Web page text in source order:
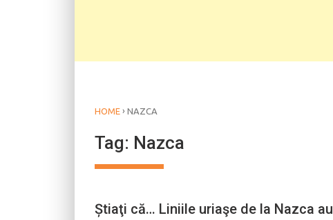
HOME › NAZCA
Tag: Nazca
Știaţi că… Liniile uriaşe de la Nazca au